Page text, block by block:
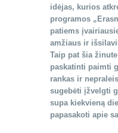
idėjas, kurios
programos
patiems
amžiaus ir
Taip pat šia
paskatinti paimti
rankas ir
sugebėti įžvelgti
supa kiekvieną
papasakoti apie